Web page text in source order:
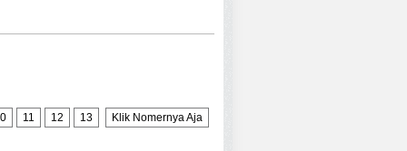
11 12 13 Klik Nomernya Aja